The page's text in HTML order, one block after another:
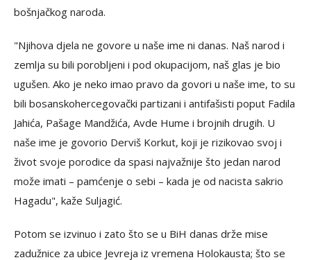
bošnjačkog naroda.
"Njihova djela ne govore u naše ime ni danas. Naš narod i
zemlja su bili porobljeni i pod okupacijom, naš glas je bio
ugušen. Ako je neko imao pravo da govori u naše ime, to su
bili bosanskohercegovački partizani i antifašisti poput Fadila
Jahića, Pašage Mandžića, Avde Hume i brojnih drugih. U
naše ime je govorio Derviš Korkut, koji je rizikovao svoj i
život svoje porodice da spasi najvažnije što jedan narod
može imati – pamćenje o sebi – kada je od nacista sakrio
Hagadu", kaže Suljagić.
Potom se izvinuo i zato što se u BiH danas drže mise
zadužnice za ubice Jevreja iz vremena Holokausta; što se